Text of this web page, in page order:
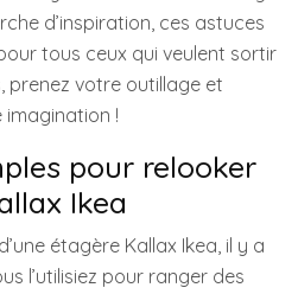
d’inspiration, ces astuces
tous ceux qui veulent sortir
prenez votre outillage et
imagination !
pour relooker
Ikea
étagère Kallax Ikea, il y a
l’utilisiez pour ranger des